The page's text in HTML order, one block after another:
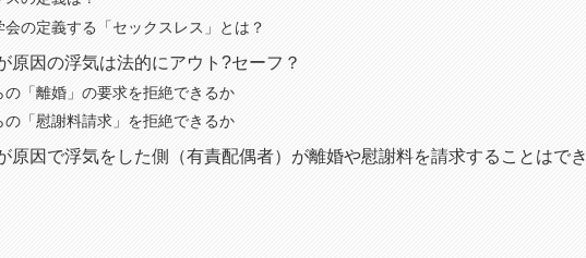
会の定義する「セックスレス」とは？
原因の浮気は法的にアウト?セーフ？
の「離婚」の要求を拒絶できるか
の「慰謝料請求」を拒絶できるか
原因で浮気をした側（有責配偶者）が離婚や慰謝料を請求することはでき